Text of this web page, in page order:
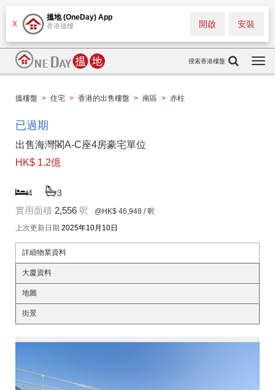
X
搵地 (OneDay) App
香港搵樓 安裝
開啟
搜索香港樓盤
搵樓盤 > 住宅 > 香港的出售樓盤 > 南區 > 赤柱
已過期
出售海灣閣A-C座4房豪宅單位
HK$ 1.2億
4 3
實用面積 2,556 呎 @HK$ 46,948 / 呎
上次更新日期 2025年10月10日
詳細物業資料
大廈資料
地圖
街景